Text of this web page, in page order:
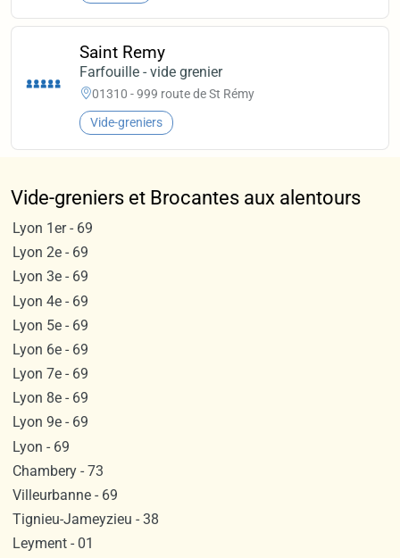
Saint Remy
Farfouille - vide grenier
01310 - 999 route de St Rémy
Vide-greniers
Vide-greniers et Brocantes aux alentours
Lyon 1er - 69
Lyon 2e - 69
Lyon 3e - 69
Lyon 4e - 69
Lyon 5e - 69
Lyon 6e - 69
Lyon 7e - 69
Lyon 8e - 69
Lyon 9e - 69
Lyon - 69
Chambery - 73
Villeurbanne - 69
Tignieu-Jameyzieu - 38
Leyment - 01